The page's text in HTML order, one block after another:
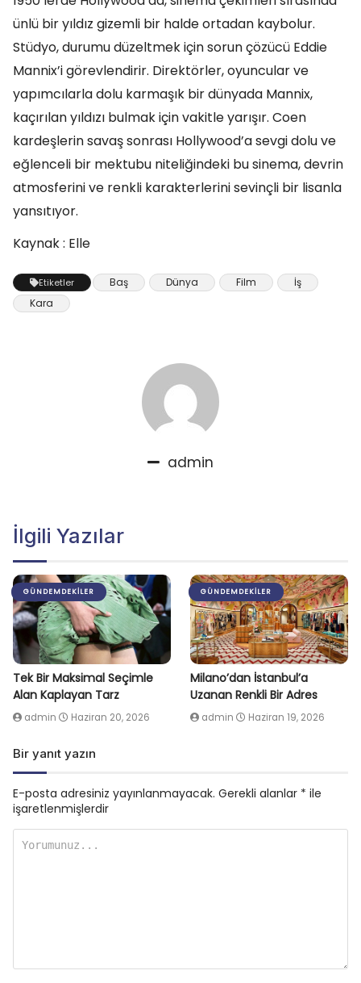
ünlü bir yıldız gizemli bir halde ortadan kaybolur.
Stüdyo, durumu düzeltmek için sorun çözücü Eddie
Mannix’i görevlendirir. Direktörler, oyuncular ve
yapımcılarla dolu karmaşık bir dünyada Mannix,
kaçırılan yıldızı bulmak için vakitle yarışır. Coen
kardeşlerin savaş sonrası Hollywood’a sevgi dolu ve
eğlenceli bir mektubu niteliğindeki bu sinema, devrin
atmosferini ve renkli karakterlerini sevinçli bir lisanla
yansıtıyor.
Kaynak : Elle
Etiketler Baş Dünya Film
İş
Kara
admin
İlgili Yazılar
GÜNDEMDEKILER
Tek Bir Maksimal Seçimle
Alan Kaplayan Tarz
admin Haziran 20, 2026
GÜNDEMDEKILER
Milano’dan İstanbul’a
Uzanan Renkli Bir Adres
admin Haziran 19, 2026
Bir yanıt yazın
E-posta adresiniz yayınlanmayacak. Gerekli alanlar * ile
işaretlenmişlerdir